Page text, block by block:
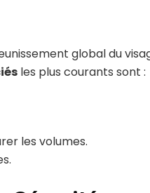
global du
les plus courants sont :
les volumes.